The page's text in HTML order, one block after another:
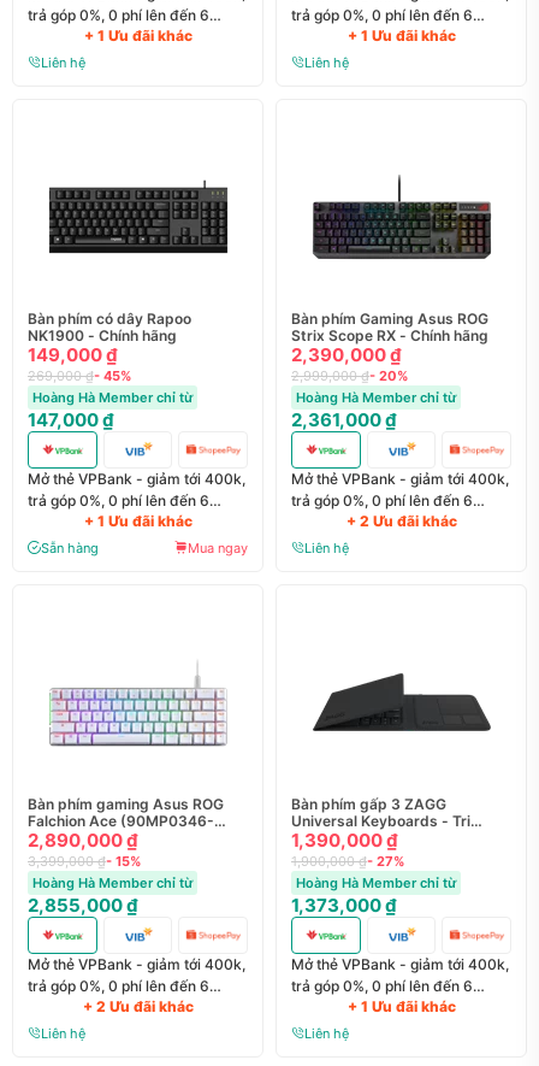
trả góp 0%, 0 phí lên đến 6
+ 1 Ưu đãi khác
Liên hệ
trả góp 0%, 0 phí lên đến 6
+ 1 Ưu đãi khác
Liên hệ
Bàn phím có dây Rapoo
NK1900 - Chính hãng
149,000 ₫
269,000 ₫- 45%
Hoàng Hà Member chỉ từ
147,000 ₫
Mở thẻ VPBank - giảm tới 400k,
trả góp 0%, 0 phí lên đến 6
+ 1 Ưu đãi khác
Sẵn hàng Mua ngay
Bàn phím Gaming Asus ROG
Strix Scope RX - Chính hãng
2,390,000 ₫
2,999,000 ₫- 20%
Hoàng Hà Member chỉ từ
2,361,000 ₫
Mở thẻ VPBank - giảm tới 400k,
trả góp 0%, 0 phí lên đến 6
+ 2 Ưu đãi khác
Liên hệ
Bàn phím gaming Asus ROG
Falchion Ace (90MP0346-
BKUA10) - Chính hãng
2,890,000 ₫
3,399,000 ₫- 15%
Hoàng Hà Member chỉ từ
2,855,000 ₫
Mở thẻ VPBank - giảm tới 400k,
trả góp 0%, 0 phí lên đến 6
+ 2 Ưu đãi khác
Liên hệ
Bàn phím gấp 3 ZAGG
Universal Keyboards - Tri
Folding
1,390,000 ₫
1,900,000 ₫- 27%
Hoàng Hà Member chỉ từ
1,373,000 ₫
Mở thẻ VPBank - giảm tới 400k,
trả góp 0%, 0 phí lên đến 6
+ 1 Ưu đãi khác
Liên hệ